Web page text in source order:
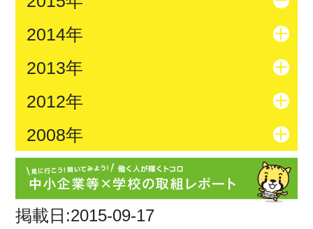
2014年
2013年
2012年
2008年
掲載日:2015-09-17